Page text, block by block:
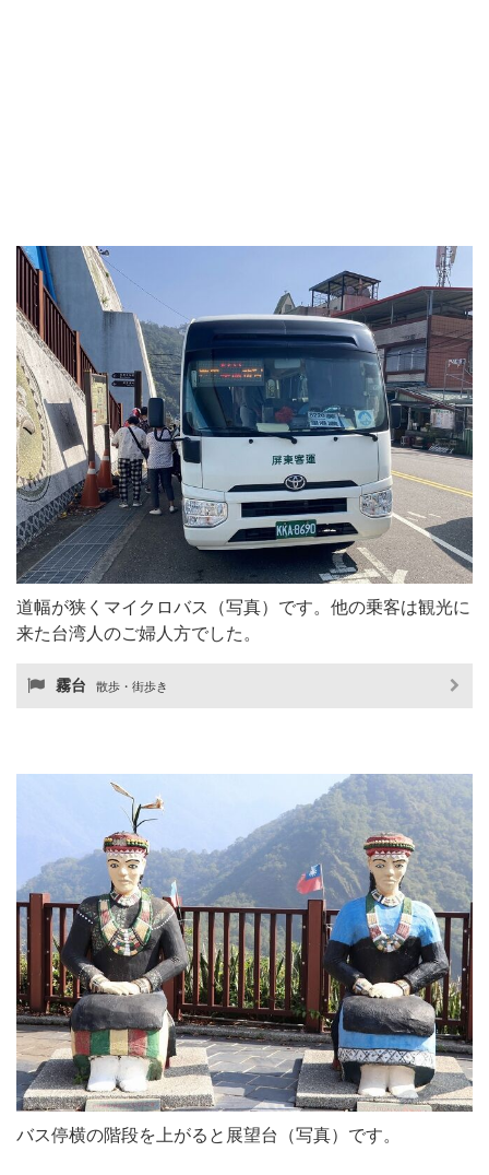
道幅が狭くマイクロバス（写真）です。他の乗客は観光に
来た台湾人のご婦人方でした。
霧台 散歩・街歩き
バス停横の階段を上がると展望台（写真）です。